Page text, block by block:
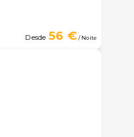
Desde 56 €/ Noite